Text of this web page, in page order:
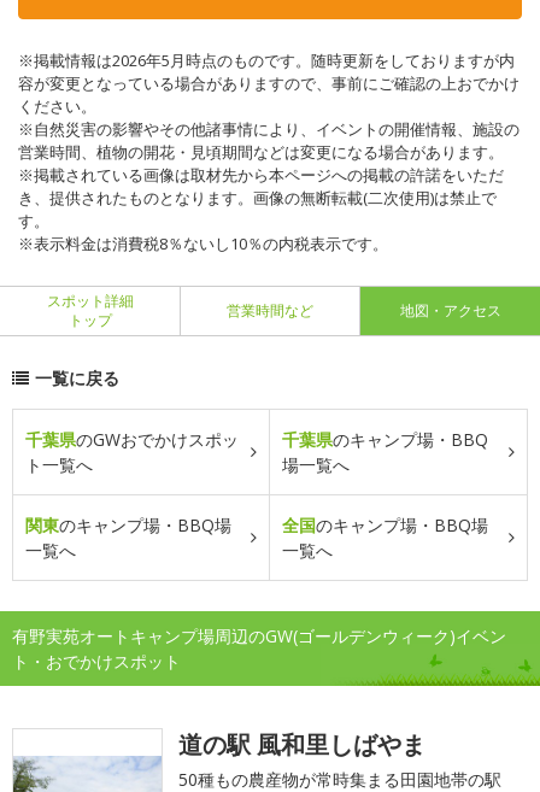
※掲載情報は2026年5月時点のものです。随時更新をしておりますが内
容が変更となっている場合がありますので、事前にご確認の上おでかけ
ください。
※自然災害の影響やその他諸事情により、イベントの開催情報、施設の
営業時間、植物の開花・見頃期間などは変更になる場合があります。
※掲載されている画像は取材先から本ページへの掲載の許諾をいただ
き、提供されたものとなります。画像の無断転載(二次使用)は禁止で
す。
※表示料金は消費税8％ないし10％の内税表示です。
スポット詳細
トップ
営業時間など 地図・アクセス
一覧に戻る
千葉県のGWおでかけスポッ
ト一覧へ
千葉県のキャンプ場・BBQ
場一覧へ
関東のキャンプ場・BBQ場
一覧へ
全国のキャンプ場・BBQ場
一覧へ
有野実苑オートキャンプ場周辺のGW(ゴールデンウィーク)イベン
ト・おでかけスポット
道の駅 風和里しばやま
50種もの農産物が常時集まる田園地帯の駅